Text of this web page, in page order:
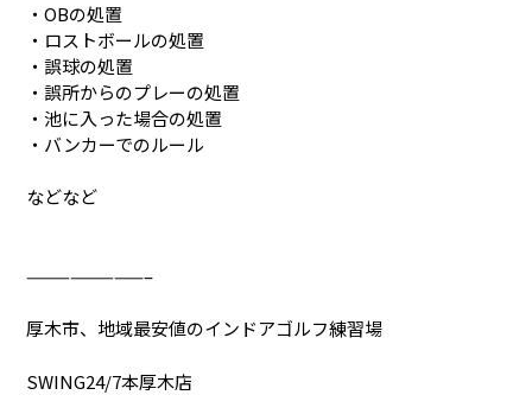
・OBの処置
・ロストボールの処置
・誤球の処置
・誤所からのプレーの処置
・池に入った場合の処置
・バンカーでのルール
などなど
————————–
厚木市、地域最安値のインドアゴルフ練習場
SWING24/7本厚木店